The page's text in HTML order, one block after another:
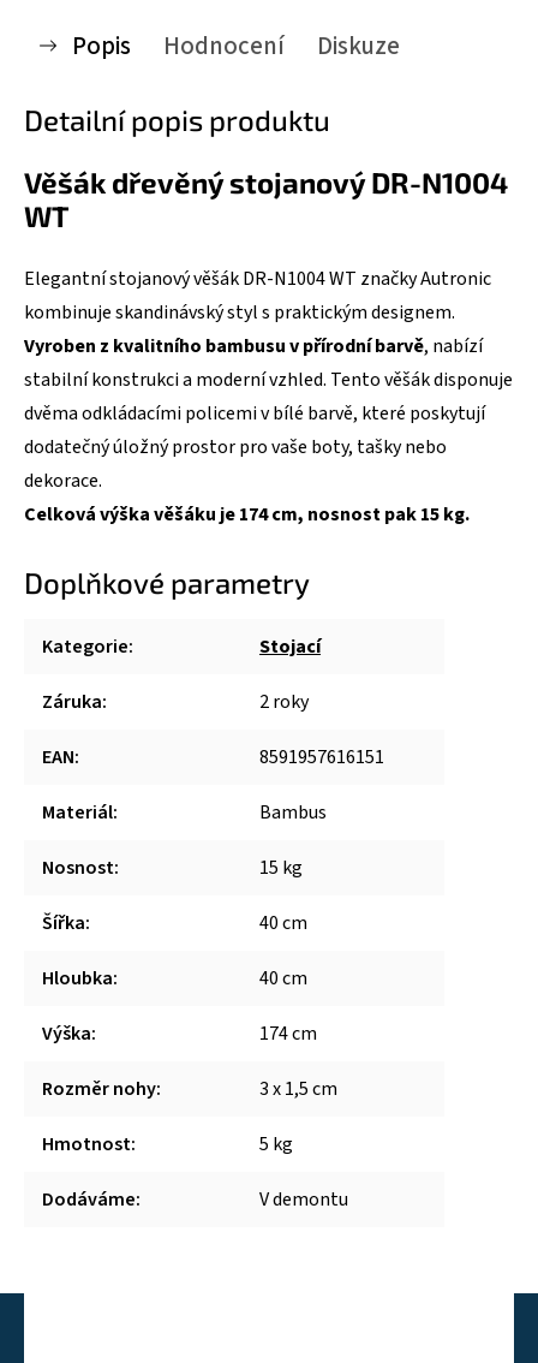
Popis Hodnocení Diskuze
Detailní popis produktu
Věšák dřevěný stojanový DR-N1004
WT
Elegantní stojanový věšák DR-N1004 WT značky Autronic
kombinuje skandinávský styl s praktickým designem.
Vyroben z kvalitního bambusu v přírodní barvě, nabízí
stabilní konstrukci a moderní vzhled. Tento věšák disponuje
dvěma odkládacími policemi v bílé barvě, které poskytují
dodatečný úložný prostor pro vaše boty, tašky nebo
dekorace.
Celková výška věšáku je 174 cm, nosnost pak 15 kg.
Doplňkové parametry
Kategorie: Stojací
Záruka: 2 roky
EAN: 8591957616151
Materiál: Bambus
Nosnost: 15 kg
Šířka: 40 cm
Hloubka: 40 cm
Výška: 174 cm
Rozměr nohy: 3 x 1,5 cm
Hmotnost: 5 kg
Dodáváme: V demontu